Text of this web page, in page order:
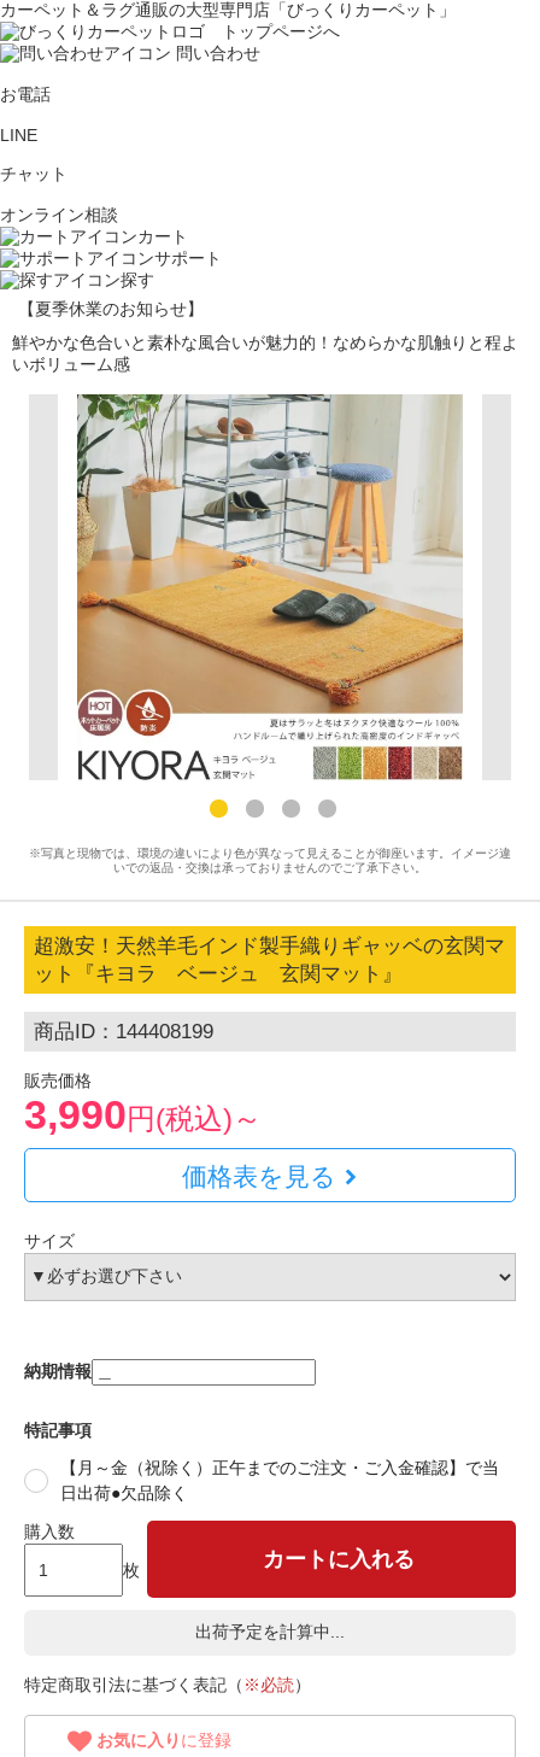
カーペット＆ラグ通販の大型専門店「びっくりカーペット」
問い合わせ
お電話
LINE
チャット
オンライン相談
カート
サポート
探す
【夏季休業のお知らせ】
鮮やかな色合いと素朴な風合いが魅力的！なめらかな肌触りと程よ
いボリューム感
※写真と現物では、環境の違いにより色が異なって見えることが御座います。イメージ違
いでの返品・交換は承っておりませんのでご了承下さい。
超激安！天然羊毛インド製手織りギャッベの玄関マ
ット『キヨラ ベージュ 玄関マット』
商品ID：144408199
販売価格
3,990円(税込)～
価格表を見る
サイズ
納期情報
特記事項
【月～金（祝除く）正午までのご注文・ご入金確認】で当
日出荷●欠品除く
購入数
枚
カートに入れる
出荷予定を計算中...
特定商取引法に基づく表記（ ※必読）
お気に入り に登録